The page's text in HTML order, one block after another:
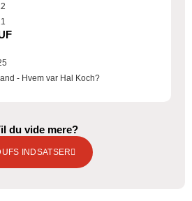
- Hvem var Hal Koch?
du vide mere?
INDSATSER